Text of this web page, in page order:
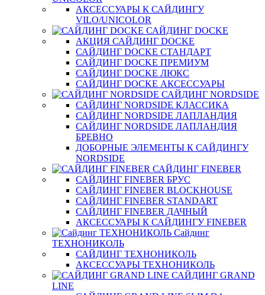
АКСЕССУАРЫ К САЙДИНГУ
VILO/UNICOLOR
САЙДИНГ DOCKE
АКЦИЯ САЙДИНГ DOCKE
САЙДИНГ DOCKE СТАНДАРТ
САЙДИНГ DOCKE ПРЕМИУМ
САЙДИНГ DOCKE ЛЮКС
САЙДИНГ DOCKE АКСЕССУАРЫ
САЙДИНГ NORDSIDE
САЙДИНГ NORDSIDE КЛАССИКА
САЙДИНГ NORDSIDE ЛАПЛАНДИЯ
САЙДИНГ NORDSIDE ЛАПЛАНДИЯ
БРЕВНО
ДОБОРНЫЕ ЭЛЕМЕНТЫ К САЙДИНГУ
NORDSIDE
САЙДИНГ FINEBER
САЙДИНГ FINEBER БРУС
САЙДИНГ FINEBER BLOCKHOUSE
САЙДИНГ FINEBER STANDART
САЙДИНГ FINEBER ДАЧНЫЙ
АКСЕССУАРЫ К САЙДИНГУ FINEBER
Сайдинг
ТЕХНОНИКОЛЬ
САЙДИНГ ТЕХНОНИКОЛЬ
АКСЕССУАРЫ ТЕХНОНИКОЛЬ
САЙДИНГ GRAND
LINE